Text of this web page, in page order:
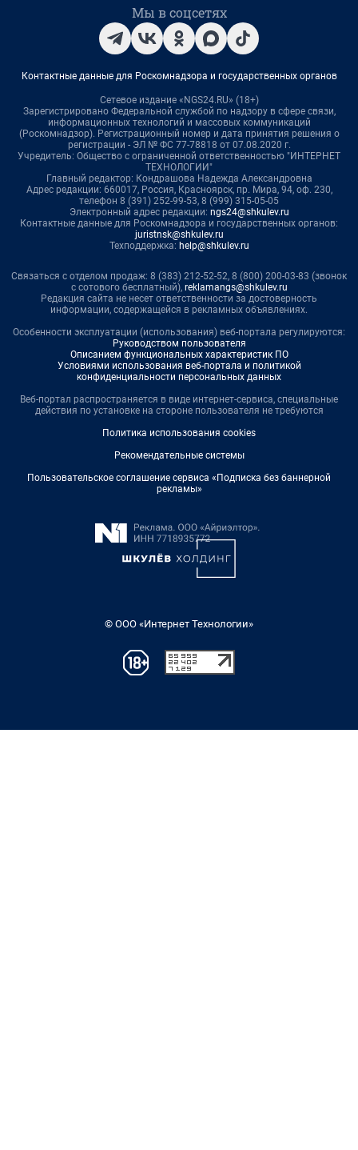
Мы в соцсетях
Контактные данные для Роскомнадзора и государственных органов
Сетевое издание «NGS24.RU» (18+)
Зарегистрировано Федеральной службой по надзору в сфере связи,
информационных технологий и массовых коммуникаций
(Роскомнадзор). Регистрационный номер и дата принятия решения о
регистрации - ЭЛ № ФС 77-78818 от 07.08.2020 г.
Учредитель: Общество с ограниченной ответственностью "ИНТЕРНЕТ
ТЕХНОЛОГИИ"
Главный редактор: Кондрашова Надежда Александровна
Адрес редакции: 660017, Россия, Красноярск, пр. Мира, 94, оф. 230,
телефон 8 (391) 252-99-53, 8 (999) 315-05-05
Электронный адрес редакции: ngs24@shkulev.ru
Контактные данные для Роскомнадзора и государственных органов:
juristnsk@shkulev.ru
Техподдержка: help@shkulev.ru
Связаться с отделом продаж: 8 (383) 212-52-52, 8 (800) 200-03-83 (звонок
с сотового бесплатный), reklamangs@shkulev.ru
Редакция сайта не несет ответственности за достоверность
информации, содержащейся в рекламных объявлениях.
Особенности эксплуатации (использования) веб-портала регулируются:
Руководством пользователя
Описанием функциональных характеристик ПО
Условиями использования веб-портала и политикой
конфиденциальности персональных данных
Веб-портал распространяется в виде интернет-сервиса, специальные
действия по установке на стороне пользователя не требуются
Политика использования cookies
Рекомендательные системы
Пользовательское соглашение сервиса «Подписка без баннерной
рекламы»
© ООО «Интернет Технологии»